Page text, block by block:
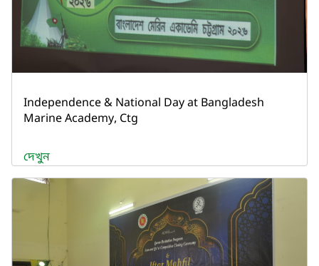
Independence & National Day at Bangladesh
Marine Academy, Ctg
দেখুন